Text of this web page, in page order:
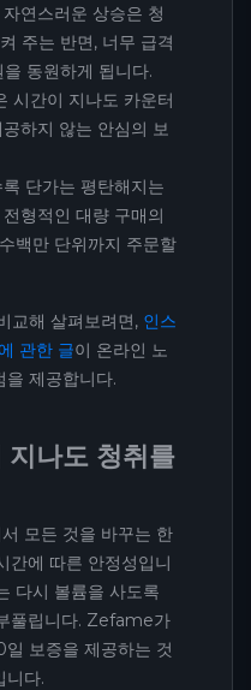
연스러운 상승은 청
주는 반면, 너무 급격
동원하게 됩니다.
시간이 지나도 카운터
하지 않는 안심의 보
단가는 평탄해지는
형적인 대량 구매의
백만 단위까지 주문할
교해 살펴보려면, 인스
관한 글이 온라인 노
을 제공합니다.
나도 청취를
모든 것을 바꾸는 한
간에 따른 안정성입니
다시 볼륨을 사도록
풀립니다. Zefame가
보증을 제공하는 것
니다.